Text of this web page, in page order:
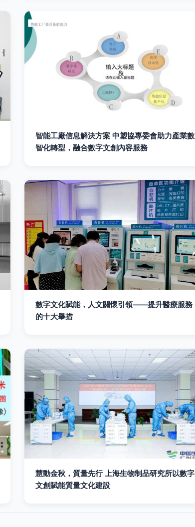
智能工廠信息解決方案 中塑協專委會助力產業數
智化轉型，融合數字文創內容服務
數字文化賦能，人文關懷引領——提升醫療服務
的十大舉措
慧動金秋，質量先行 上海生物制品研究所以數字
文創賦能質量文化建設